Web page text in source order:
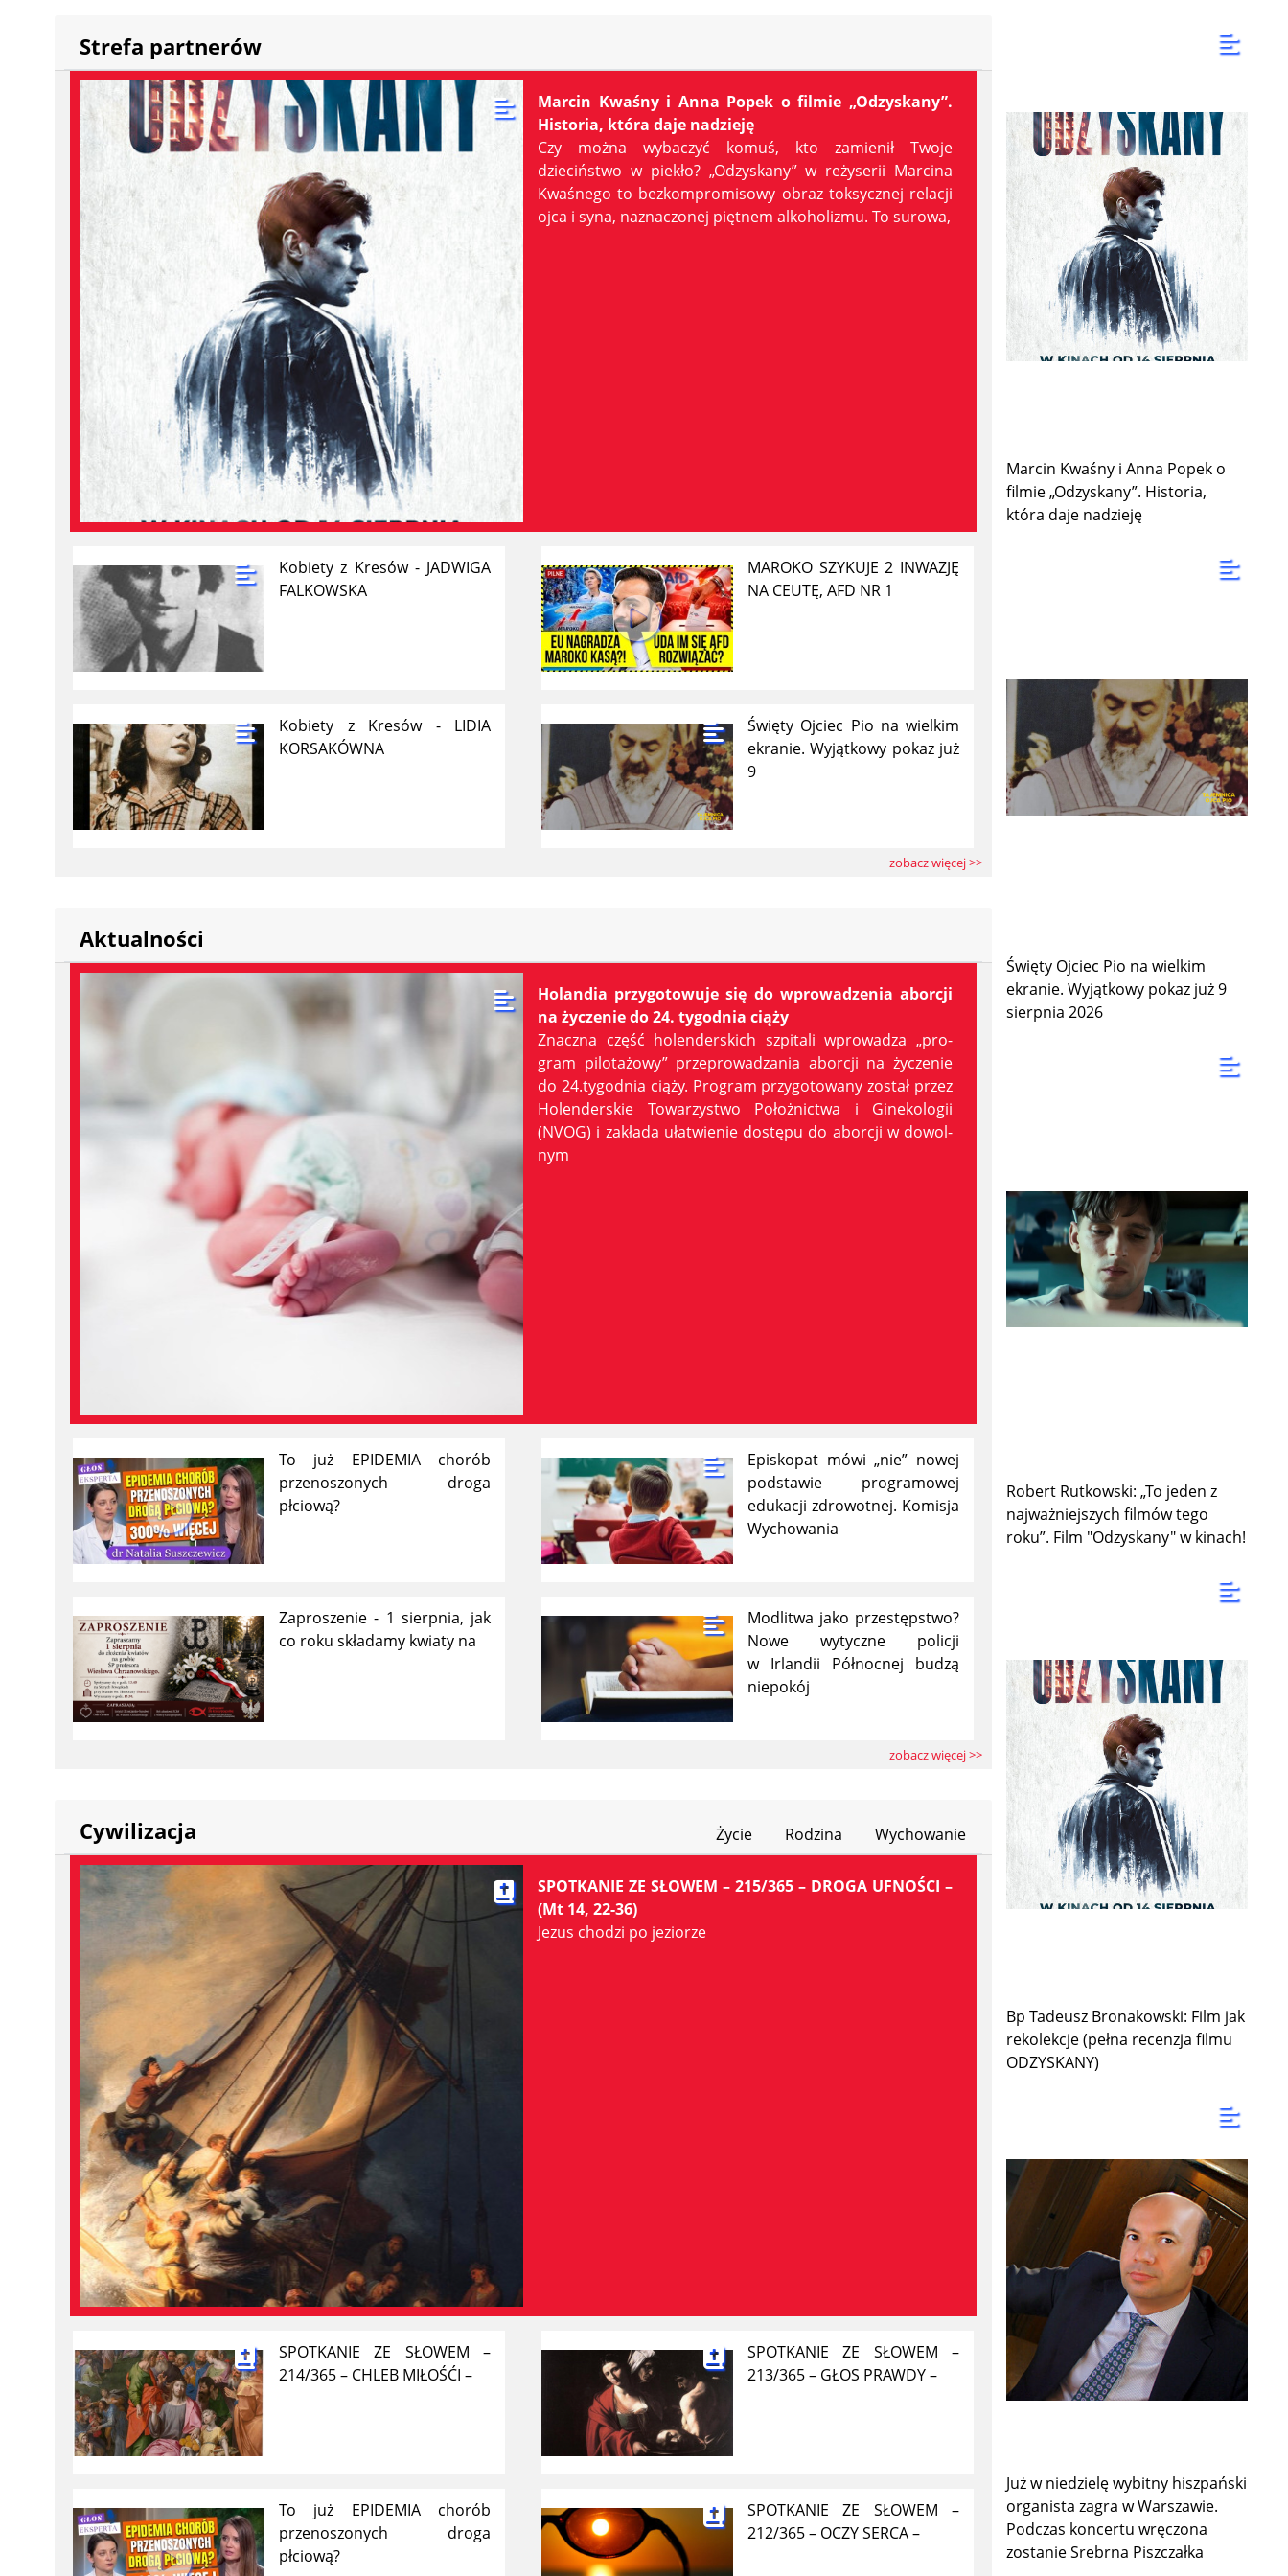
Strefa partnerów
Marcin Kwaśny i Anna Popek o filmie „Odzyskany”.
Historia, która daje nadzieję
Czy można wybaczyć komuś, kto zamienił Twoje
dzieciństwo w piekło? „Odzyskany” w reżyserii Marcina
Kwaśnego to bezkompromisowy obraz toksycznej relacji
ojca i syna, naznaczonej piętnem alkoholizmu. To surowa,
Kobiety z Kresów - JADWIGA
FALKOWSKA
MAROKO SZYKUJE 2 INWAZJĘ
NA CEUTĘ, AFD NR 1
Kobiety z Kresów - LIDIA
KORSAKÓWNA
Święty Ojciec Pio na wielkim
ekranie. Wyjątkowy pokaz już
9
zobacz więcej >>
Aktualności
Holandia przygotowuje się do wprowadzenia aborcji
na życzenie do 24. tygodnia ciąży
Znacz­na część ho­len­der­skich szpi­ta­li wpro­wa­dza „pro­
gram pi­lo­ta­żo­wy” prze­pro­wa­dza­nia abor­cji na ży­cze­nie
do 24.tygodnia cią­ży. Pro­gram przy­go­to­wa­ny zo­stał przez
Ho­len­der­skie To­wa­rzy­stwo Po­łoż­nic­twa i Gi­ne­ko­lo­gii
(NVOG) i za­kła­da uła­twie­nie do­stę­pu do abor­cji w do­wol­
nym
To już EPIDEMIA chorób
przenoszonych droga
płciową?
Episkopat mówi „nie” nowej
podstawie programowej
edukacji zdrowotnej. Komisja
Wychowania
Zaproszenie - 1 sierpnia, jak
co roku składamy kwiaty na
Modlitwa jako przestępstwo?
Nowe wytyczne policji
w Irlandii Północnej budzą
niepokój
zobacz więcej >>
Cywilizacja Życie Rodzina Wychowanie
SPOTKANIE ZE SŁOWEM – 215/365 – DROGA UFNOŚCI –
(Mt 14, 22-36)
Jezus chodzi po jeziorze
SPOTKANIE ZE SŁOWEM –
214/365 – CHLEB MIŁOŚĆI –
SPOTKANIE ZE SŁOWEM –
213/365 – GŁOS PRAWDY –
To już EPIDEMIA chorób
przenoszonych droga
płciową?
SPOTKANIE ZE SŁOWEM –
212/365 – OCZY SERCA –
Marcin Kwaśny i Anna Popek o
filmie „Odzyskany”. Historia,
która daje nadzieję
Święty Ojciec Pio na wielkim
ekranie. Wyjątkowy pokaz już 9
sierpnia 2026
Robert Rutkowski: „To jeden z
najważniejszych filmów tego
roku”. Film "Odzyskany" w kinach!
Bp Tadeusz Bronakowski: Film jak
rekolekcje (pełna recenzja filmu
ODZYSKANY)
Już w niedzielę wybitny hiszpański
organista zagra w Warszawie.
Podczas koncertu wręczona
zostanie Srebrna Piszczałka